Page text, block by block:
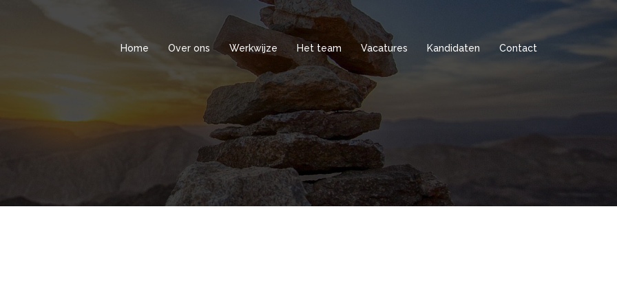
Home Over ons Werkwijze Het team Vacatures Kandidaten Contact